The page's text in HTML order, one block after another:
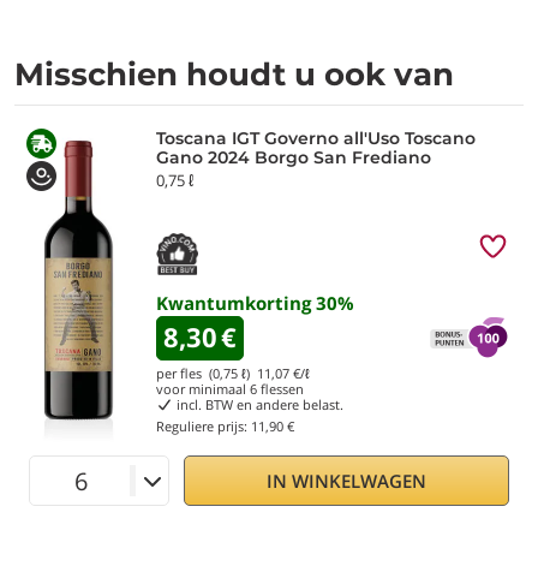
Misschien houdt u ook van
Toscana IGT Governo all'Uso Toscano
Gano 2024 Borgo San Frediano
0,75 ℓ
Kwantumkorting30%
8,30€
per fles (0,75 ℓ) 11,07 €/ℓ
voor minimaal 6 flessen
incl. BTW en andere belast.
Reguliere prijs: 11,90 €
IN WINKELWAGEN